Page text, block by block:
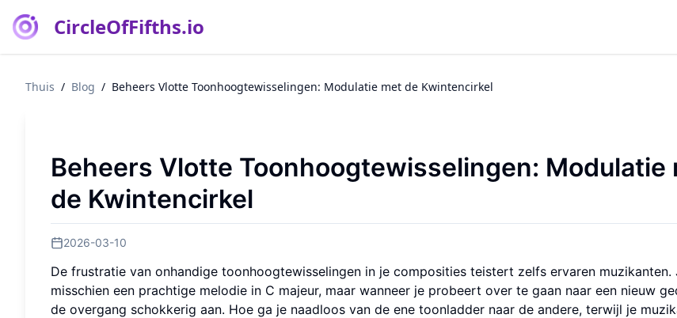
CircleOfFifths.io
Thuis / Blog / Beheers Vlotte Toonhoogtewisselingen: Modulatie met de Kwintencirkel
Beheers Vlotte Toonhoogtewisselingen: Modulatie
de Kwintencirkel
2026-03-10
De frustratie van onhandige toonhoogtewisselingen in je composities teistert zelfs ervaren muzikanten.
misschien een prachtige melodie in C majeur, maar wanneer je probeert over te gaan naar een nieuw
de overgang schokkerig aan. Hoe ga je naadloos van de ene toonladder naar de andere, terwijl je